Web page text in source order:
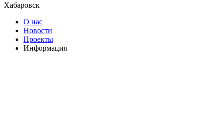
Хабаровск
О нас
Новости
Проекты
Информация